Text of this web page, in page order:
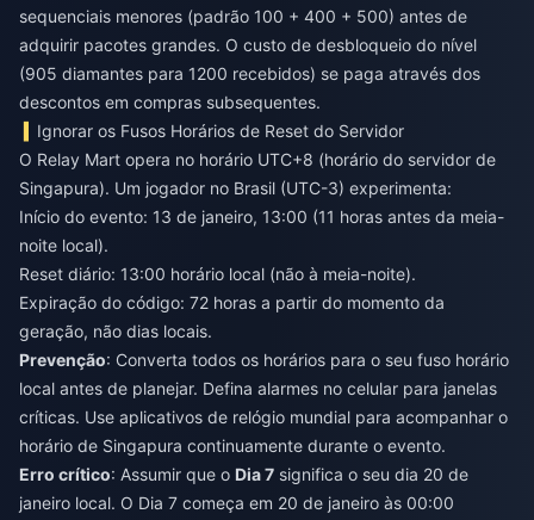
sequenciais menores (padrão 100 + 400 + 500) antes de
adquirir pacotes grandes. O custo de desbloqueio do nível
(905 diamantes para 1200 recebidos) se paga através dos
descontos em compras subsequentes.
Ignorar os Fusos Horários de Reset do Servidor
O Relay Mart opera no horário UTC+8 (horário do servidor de
Singapura). Um jogador no Brasil (UTC-3) experimenta:
Início do evento: 13 de janeiro, 13:00 (11 horas antes da meia-
noite local).
Reset diário: 13:00 horário local (não à meia-noite).
Expiração do código: 72 horas a partir do momento da
geração, não dias locais.
Prevenção: Converta todos os horários para o seu fuso horário
local antes de planejar. Defina alarmes no celular para janelas
críticas. Use aplicativos de relógio mundial para acompanhar o
horário de Singapura continuamente durante o evento.
Erro crítico: Assumir que o Dia 7 significa o seu dia 20 de
janeiro local. O Dia 7 começa em 20 de janeiro às 00:00